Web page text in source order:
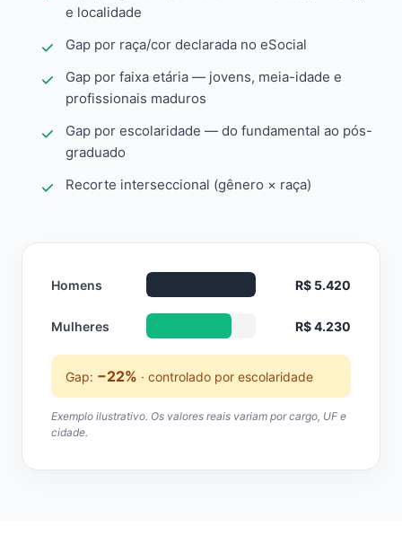
e localidade
Gap por raça/cor declarada no eSocial
Gap por faixa etária — jovens, meia-idade e
profissionais maduros
Gap por escolaridade — do fundamental ao pós-
graduado
Recorte interseccional (gênero × raça)
Homens R$ 5.420
Mulheres R$ 4.230
Gap: −22% · controlado por escolaridade
Exemplo ilustrativo. Os valores reais variam por cargo, UF e
cidade.